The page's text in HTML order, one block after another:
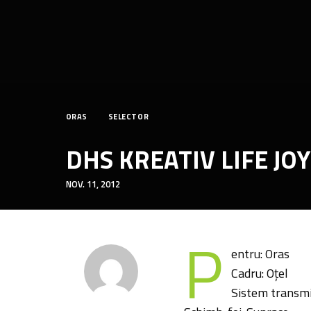
ORAS SELECTOR
DHS KREATIV LIFE JOY
NOV. 11, 2012
P entru: Oras
Cadru: Oțel
Sistem